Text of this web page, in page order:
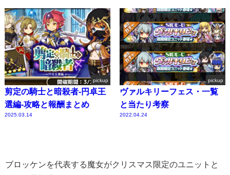
pickup
剪定の騎士と暗殺者-円卓王
選編-攻略と報酬まとめ
2025.03.14
pickup
ヴァルキリーフェス・一覧
と当たり考察
2022.04.24
ブロッケンを代表する魔女がクリスマス限定のユニットと